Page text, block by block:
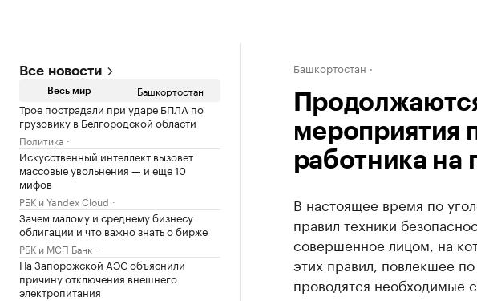
Все новости
Весь мир Башкортостан
Трое пострадали при ударе БПЛА по
грузовику в Белгородской области
Политика
Искусственный интеллект вызовет
массовые увольнения — и еще 10
мифов
РБК и Yandex Cloud
Зачем малому и среднему бизнесу
облигации и что важно знать о бирже
РБК и МСП Банк
На Запорожской АЭС объяснили
причину отключения внешнего
электропитания
Башкортостан
мероприятия
работника на
В настоящее время по
правил техники
совершенное лицом, на
этих правил, повлекшее
проводятся необходимые